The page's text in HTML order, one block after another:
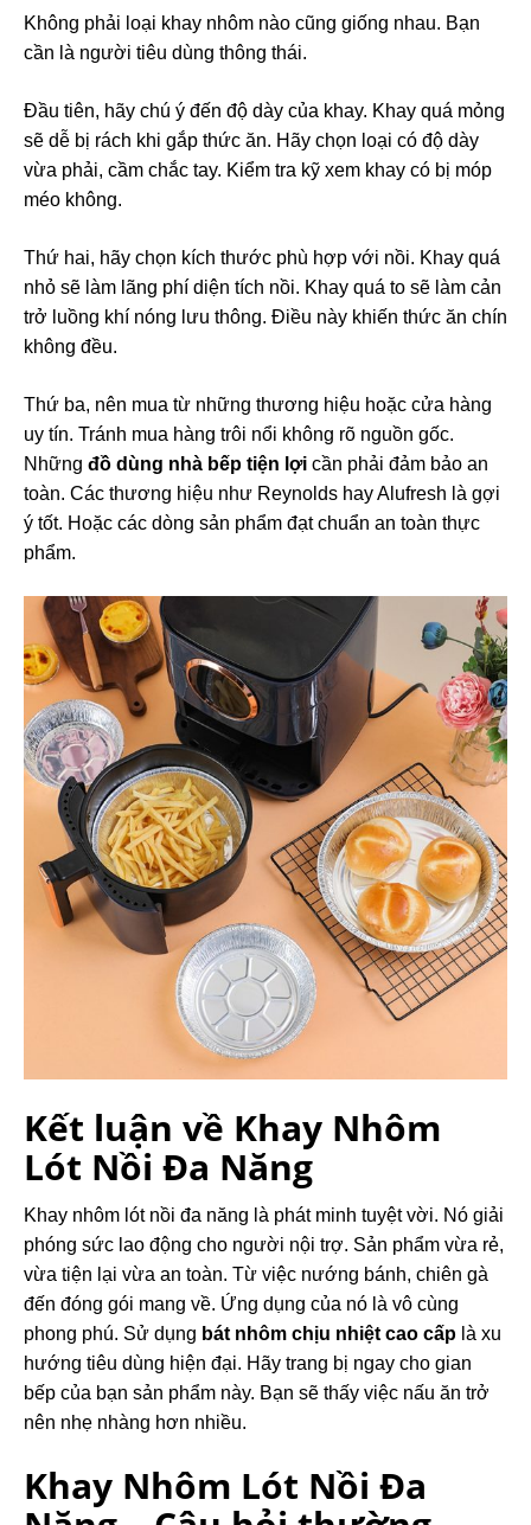
Không phải loại khay nhôm nào cũng giống nhau. Bạn
cần là người tiêu dùng thông thái.
Đầu tiên, hãy chú ý đến độ dày của khay. Khay quá mỏng
sẽ dễ bị rách khi gắp thức ăn. Hãy chọn loại có độ dày
vừa phải, cầm chắc tay. Kiểm tra kỹ xem khay có bị móp
méo không.
Thứ hai, hãy chọn kích thước phù hợp với nồi. Khay quá
nhỏ sẽ làm lãng phí diện tích nồi. Khay quá to sẽ làm cản
trở luồng khí nóng lưu thông. Điều này khiến thức ăn chín
không đều.
Thứ ba, nên mua từ những thương hiệu hoặc cửa hàng
uy tín. Tránh mua hàng trôi nổi không rõ nguồn gốc.
Những đồ dùng nhà bếp tiện lợi cần phải đảm bảo an
toàn. Các thương hiệu như Reynolds hay Alufresh là gợi
ý tốt. Hoặc các dòng sản phẩm đạt chuẩn an toàn thực
phẩm.
Kết luận về Khay Nhôm
Lót Nồi Đa Năng
Khay nhôm lót nồi đa năng là phát minh tuyệt vời. Nó giải
phóng sức lao động cho người nội trợ. Sản phẩm vừa rẻ,
vừa tiện lại vừa an toàn. Từ việc nướng bánh, chiên gà
đến đóng gói mang về. Ứng dụng của nó là vô cùng
phong phú. Sử dụng bát nhôm chịu nhiệt cao cấp là xu
hướng tiêu dùng hiện đại. Hãy trang bị ngay cho gian
bếp của bạn sản phẩm này. Bạn sẽ thấy việc nấu ăn trở
nên nhẹ nhàng hơn nhiều.
Khay Nhôm Lót Nồi Đa